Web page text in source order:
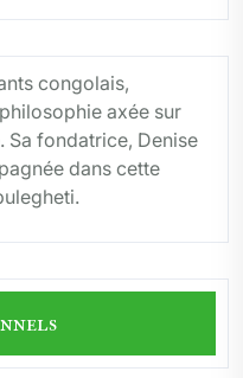
congolais,
axée sur
Sa fondatrice, Denise
dans cette